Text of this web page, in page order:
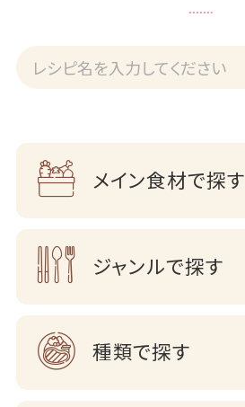
メイン食材で探す
ジャンルで探す
種類で探す